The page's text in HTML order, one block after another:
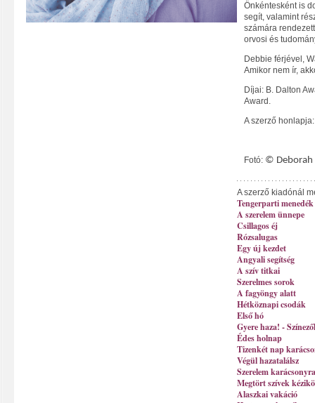
Önkéntesként is
segít, valamint
számára
orvosi és
Debbie férjével,
Amikor nem ír,
Díjai: B. Dalton
Award.
A szerző
Fotó: © Deborah
A szerző kiadónál
Tengerparti menedék
A szerelem ünnepe
Csillagos éj
Rózsalugas
Egy új kezdet
Angyali segítség
A szív titkai
Szerelmes sorok
A fagyöngy alatt
Hétköznapi csodák
Első hó
Gyere haza! -
Édes holnap
Tizenkét nap
Végül hazatalálsz
Szerelem karácsonyra
Megtört szívek
Alaszkai vakáció